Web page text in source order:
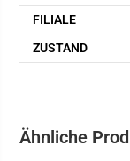
FILIALE
ZUSTAND
Ähnliche